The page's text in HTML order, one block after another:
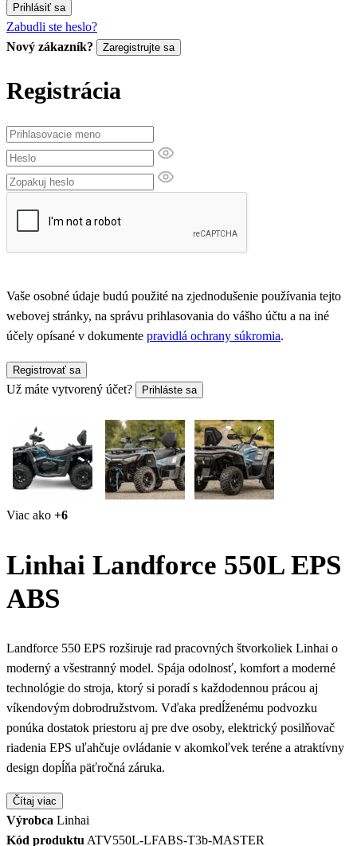
Prihlásiť sa
Zabudli ste heslo?
Nový zákazník?
Zaregistrujte sa
Registrácia
Vaše osobné údaje budú použité na zjednodušenie používania tejto
webovej stránky, na správu prihlasovania do vášho účtu a na iné
účely opísané v dokumente pravidlá ochrany súkromia.
Registrovať sa
Už máte vytvorený účet? Prihláste sa
Viac ako +6
Linhai Landforce 550L EPS
ABS
Landforce 550 EPS rozširuje rad pracovných štvorkoliek Linhai o
moderný a všestranný model. Spája odolnosť, komfort a moderné
technológie do stroja, ktorý si poradí s každodennou prácou aj
víkendovým dobrodružstvom. Vďaka predĺženému podvozku
ponúka dostatok priestoru aj pre dve osoby, elektrický posilňovač
riadenia EPS uľahčuje ovládanie v akomkoľvek teréne a atraktívny
design dopĺňa päťročná záruka.
Čítaj viac
Výrobca Linhai
Kód produktuATV550L-LFABS-T3b-MASTER